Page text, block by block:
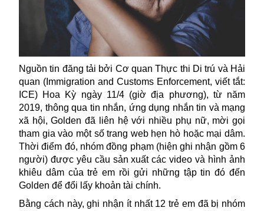
Nguồn tin đăng tải bởi Cơ quan Thực thi Di trú và Hải
quan (Immigration and Customs Enforcement, viết tắt:
ICE) Hoa Kỳ ngày 11/4 (giờ địa phương), từ năm
2019, thông qua tin nhắn, ứng dụng nhắn tin và mạng
xã hội, Golden đã liên hệ với nhiều phụ nữ, mời gọi
tham gia vào một số trang web hẹn hò hoặc mại dâm.
Thời điểm đó, nhóm đồng phạm (hiện ghi nhận gồm 6
người) được yêu cầu sản xuất các video và hình ảnh
khiêu dâm của trẻ em rồi gửi những tập tin đó đến
Golden để đổi lấy khoản tài chính.
Bằng cách này, ghi nhận ít nhất 12 trẻ em đã bị nhóm